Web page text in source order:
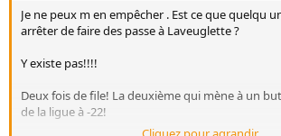
Je ne peux m en empêcher . Est ce que quelqu
arrêter de faire des passe à Laveuglette ?
Y existe pas!!!!
Deux fois de file! La deuxième qui mène à un
de la ligue à -22!